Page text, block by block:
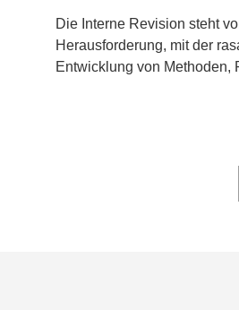
Die Interne Revision steht
Herausforderung, mit der
Entwicklung von Methoden,